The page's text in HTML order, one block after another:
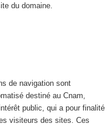
du domaine.
de navigation sont
destiné au Cnam,
public, qui a pour finalité
visiteurs des sites. Ces